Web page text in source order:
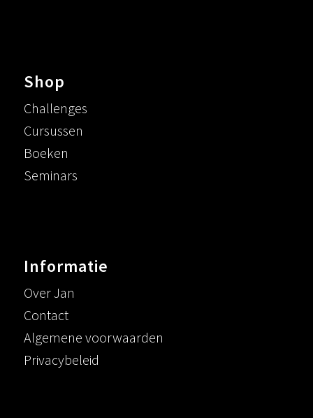
Shop
Challenges
Cursussen
Boeken
Seminars
Informatie
Over Jan
Contact
Algemene voorwaarden
Privacybeleid